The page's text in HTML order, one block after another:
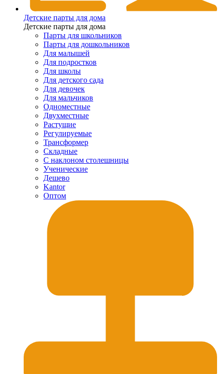
Детские парты для дома
Детские парты для дома
Парты для школьников
Парты для дошкольников
Для малышей
Для подростков
Для школы
Для детского сада
Для девочек
Для мальчиков
Одноместные
Двухместные
Растущие
Регулируемые
Трансформер
Складные
С наклоном столешницы
Ученические
Дешево
Kantor
Оптом